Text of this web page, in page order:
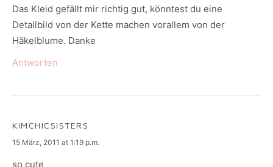
Das Kleid gefällt mir richtig gut, könntest du eine
Detailbild von der Kette machen vorallem von der
Häkelblume. Danke
Antworten
KIMCHICSISTERS
says:
15 März, 2011 at 1:19 p.m.
so cute